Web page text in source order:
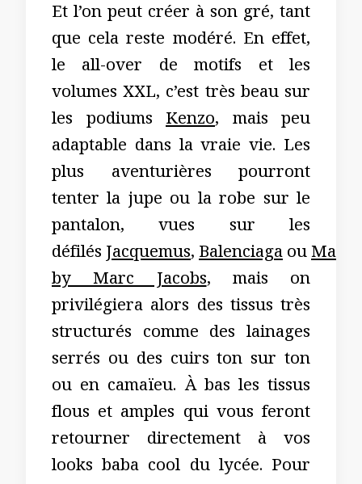
Et l’on peut créer à son gré, tant
que cela reste modéré. En effet,
le all-over de motifs et les
volumes XXL, c’est très beau sur
les podiums Kenzo, mais peu
adaptable dans la vraie vie. Les
plus aventurières pourront
tenter la jupe ou la robe sur le
pantalon, vues sur les
défilésJacquemus,BalenciagaouMarc
by Marc Jacobs, mais on
privilégiera alors des tissus très
structurés comme des lainages
serrés ou des cuirs ton sur ton
ou en camaïeu. À bas les tissus
flous et amples qui vous feront
retourner directement à vos
looks baba cool du lycée. Pour